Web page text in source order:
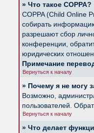
» Что такое COPPA?
COPPA (Child Online
собирать
разрешают сбор
конференции,
юридических
Примечание
Вернуться к началу
» Почему я не могу
Возможно,
пользователей.
Вернуться к началу
» Что делает